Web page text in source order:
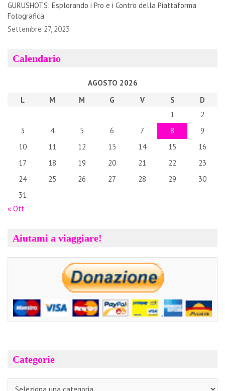
GURUSHOTS: Esplorando i Pro e i Contro della Piattaforma
Fotografica
Settembre 27, 2023
Calendario
AGOSTO 2026
L
M M G V S
D
1
2
3
4 5 6 7 8
9
10
11 12 13 14 15
16
17
18 19 20 21 22
23
24
25 26 27 28 29
30
31
« Ott
Aiutami a viaggiare!
Categorie